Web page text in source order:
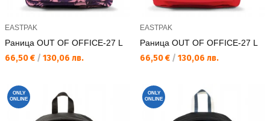
EASTPAK
Раница OUT OF OFFICE-27 L
Текуща цена:
66,50 € / 130,06 лв.
EASTPAK
Раница OUT OF OFFICE-27 L
Текуща цена:
66,50 € / 130,06 лв.
ONLY
ONLINE
ONLY
ONLINE